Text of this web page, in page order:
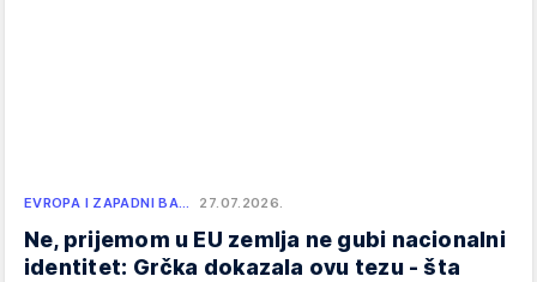
EVROPA I ZAPADNI BA… 27.07.2026.
Ne, prijemom u EU zemlja ne gubi nacionalni
identitet: Grčka dokazala ovu tezu - šta